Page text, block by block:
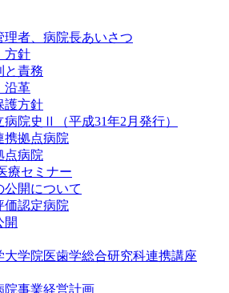
理者、病院長あいさつ
方針
と責務
沿革
護方針
病院史Ⅱ（平成31年2月発行）
携拠点病院
点病院
療セミナー
公開について
価認定病院
開
大学院医歯学総合研究科連携講座
院事業経営計画